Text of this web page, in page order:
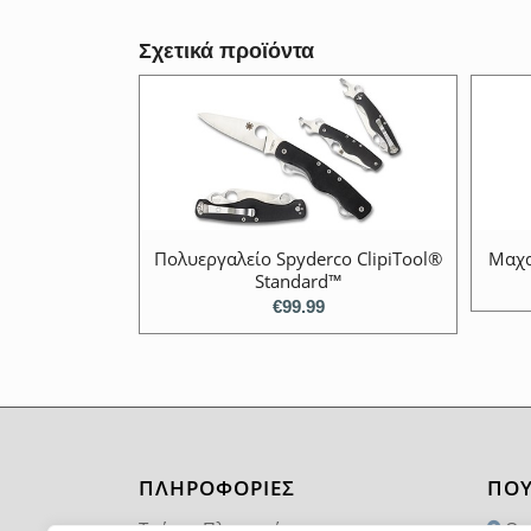
Σχετικά προϊόντα
Πολυεργαλείο Spyderco ClipiTool®
Standard™
€99.99
ΠΛΗΡΟΦΟΡΙΕΣ